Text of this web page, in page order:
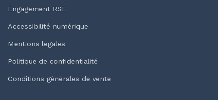
Engagement RSE
Accessibilité numérique
Mentions légales
Politique de confidentialité
Conditions générales de vente